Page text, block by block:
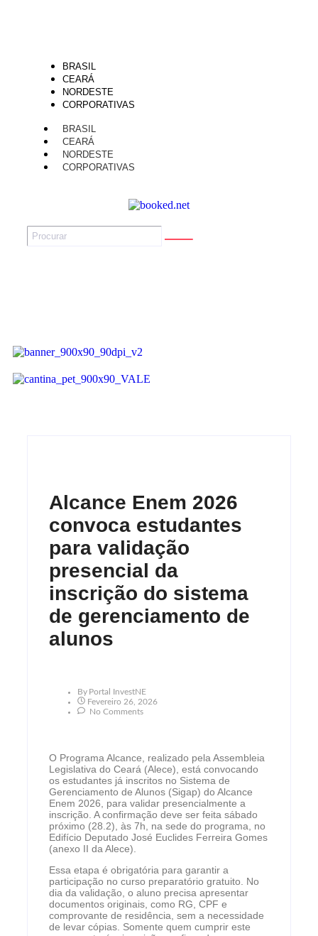
BRASIL
CEARÁ
NORDESTE
CORPORATIVAS
BRASIL
CEARÁ
NORDESTE
CORPORATIVAS
Alcance Enem 2026
convoca estudantes
para validação
presencial da
inscrição do sistema
de gerenciamento de
alunos
By Portal InvestNE
Fevereiro 26, 2026
No Comments
O Programa Alcance, realizado pela Assembleia
Legislativa do Ceará (Alece), está convocando
os estudantes já inscritos no Sistema de
Gerenciamento de Alunos (Sigap) do Alcance
Enem 2026, para validar presencialmente a
inscrição. A confirmação deve ser feita sábado
próximo (28.2), às 7h, na sede do programa, no
Edifício Deputado José Euclides Ferreira Gomes
(anexo II da Alece).
Essa etapa é obrigatória para garantir a
participação no curso preparatório gratuito. No
dia da validação, o aluno precisa apresentar
documentos originais, como RG, CPF e
comprovante de residência, sem a necessidade
de levar cópias. Somente quem cumprir este